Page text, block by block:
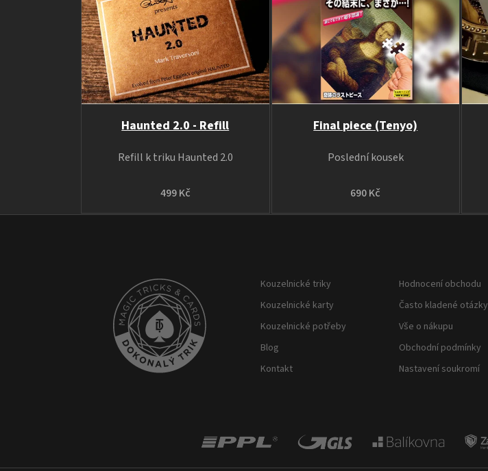
Haunted 2.0 - Refill
499 Kč
Refill k triku Haunted 2.0
Final piece (Tenyo)
690 Kč
Poslední kousek
Kouzelnické triky
Kouzelnické karty
Kouzelnické potřeby
Blog
Kontakt
Hodnocení obchodu
Často kladené otázky
Vše o nákupu
Obchodní podmínky
Nastavení soukromí